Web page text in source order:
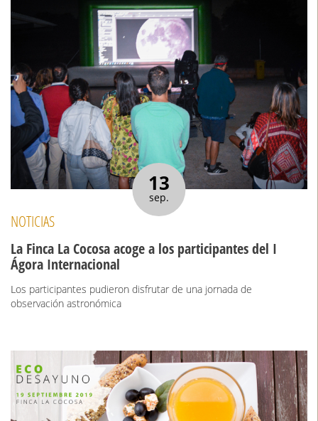
13
sep.
NOTICIAS
La Finca La Cocosa acoge a los participantes del I
Ágora Internacional
Los participantes pudieron disfrutar de una jornada de
observación astronómica